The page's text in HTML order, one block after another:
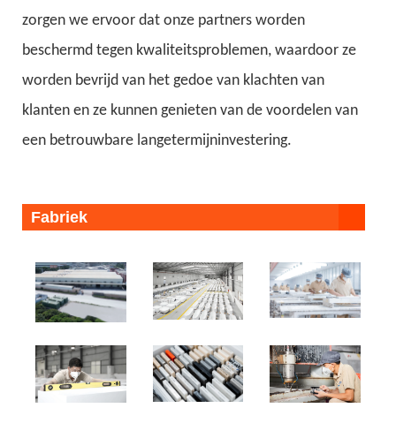
zorgen we ervoor dat onze partners worden
beschermd tegen kwaliteitsproblemen, waardoor ze
worden bevrijd van het gedoe van klachten van
klanten en ze kunnen genieten van de voordelen van
een betrouwbare langetermijninvestering.
Fabriek